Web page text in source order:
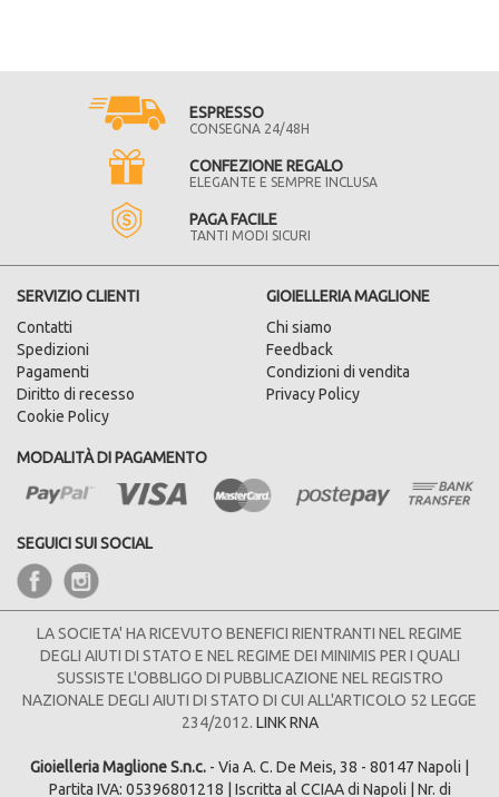
ESPRESSO
CONSEGNA 24/48H
CONFEZIONE REGALO
ELEGANTE E SEMPRE INCLUSA
PAGA FACILE
TANTI MODI SICURI
SERVIZIO CLIENTI
Contatti
Spedizioni
Pagamenti
Diritto di recesso
Cookie Policy
GIOIELLERIA MAGLIONE
Chi siamo
Feedback
Condizioni di vendita
Privacy Policy
MODALITÀ DI PAGAMENTO
SEGUICI SUI SOCIAL
LA SOCIETA' HA RICEVUTO BENEFICI RIENTRANTI NEL REGIME
DEGLI AIUTI DI STATO E NEL REGIME DEI MINIMIS PER I QUALI
SUSSISTE L'OBBLIGO DI PUBBLICAZIONE NEL REGISTRO
NAZIONALE DEGLI AIUTI DI STATO DI CUI ALL'ARTICOLO 52 LEGGE
234/2012. LINK RNA
Gioielleria Maglione S.n.c. - Via A. C. De Meis, 38 - 80147 Napoli |
Partita IVA: 05396801218 | Iscritta al CCIAA di Napoli | Nr. di